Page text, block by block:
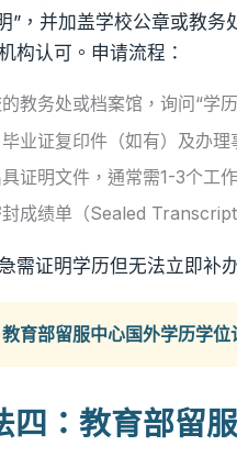
”，并加盖学校公章或教
构认可。申请流程：
教务处或档案馆，询问“学
业证复印件（如有）及办理
证明文件，通常需1-3个工
成绩单（Sealed
需证明学历但无法立即补
育部留服中心国外学历学位
四：教育部留